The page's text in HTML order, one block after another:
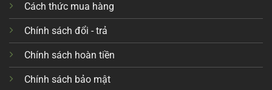
Cách thức mua hàng
Chính sách đổi - trả
Chính sách hoàn tiền
Chính sách bảo mật